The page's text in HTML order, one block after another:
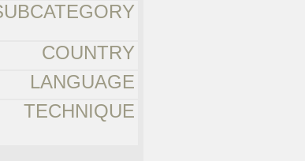
COUNTRY
LANGUAGE
TECHNIQUE